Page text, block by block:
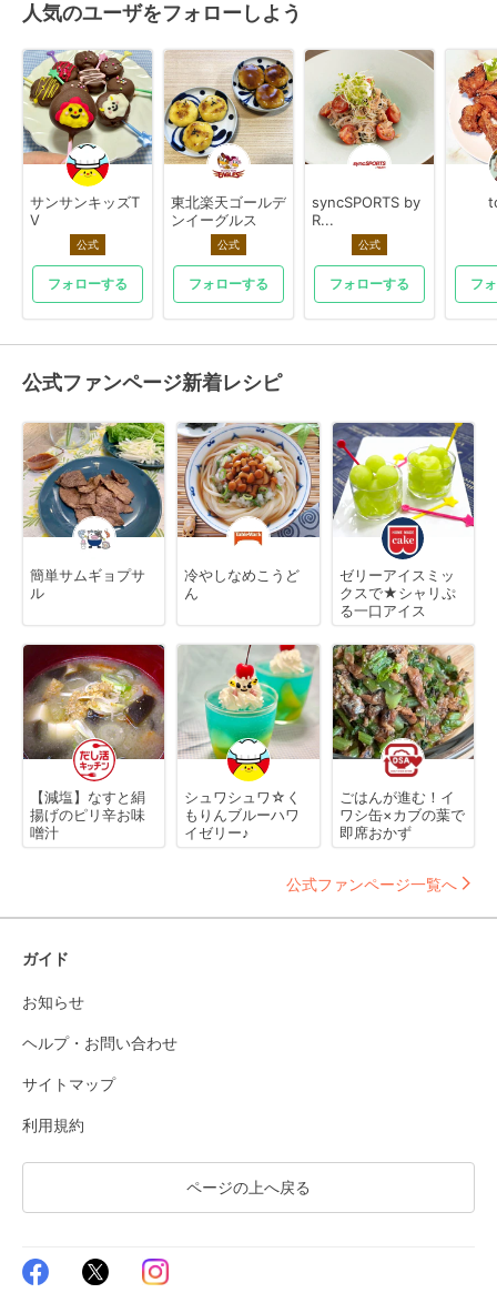
人気のユーザをフォローしよう
サンサンキッズT
V
公式
フォローする
東北楽天ゴールデ
ンイーグルス
公式
フォローする
syncSPORTS by
R...
公式
フォローする フ
公式ファンページ新着レシピ
簡単サムギョプサ
ル
冷やしなめこうど
ん
ゼリーアイスミッ
クスで★シャリぷ
る一口アイス
【減塩】なすと絹
揚げのピリ辛お味
噌汁
シュワシュワ☆く
もりんブルーハワ
イゼリー♪
ごはんが進む！イ
ワシ缶×カブの葉で
即席おかず
公式ファンページ一覧へ
ガイド
お知らせ
ヘルプ・お問い合わせ
サイトマップ
利用規約
ページの上へ戻る